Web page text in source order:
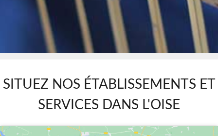
SITUEZ NOS ÉTABLISSEMENTS ET
SERVICES DANS L'OISE